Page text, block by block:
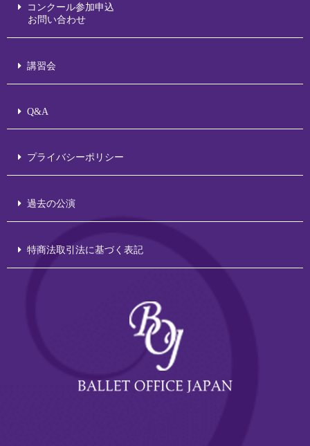
コンクール参加申込
お問い合わせ
講習会
Q&A
プライバシーポリシー
過去の公演
特商法取引法に基づく表記